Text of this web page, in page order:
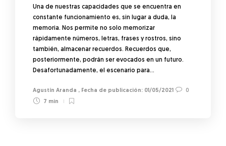
Una de nuestras capacidades que se encuentra en
constante funcionamiento es, sin lugar a duda, la
memoria. Nos permite no solo memorizar
rápidamente números, letras, frases y rostros, sino
también, almacenar recuerdos. Recuerdos que,
posteriormente, podrán ser evocados en un futuro.
Desafortunadamente, el escenario para…
Agustín Aranda , 01/05/2021
0
7 min